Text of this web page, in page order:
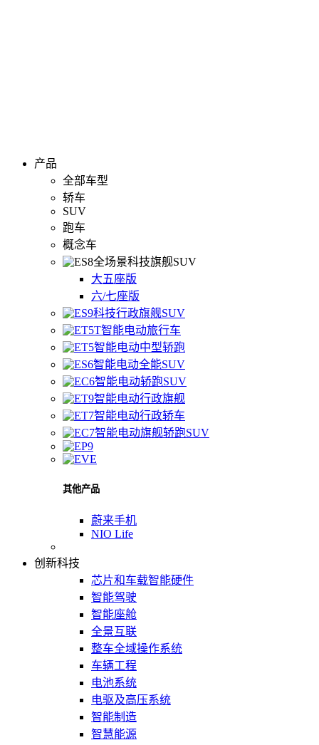
产品
全部车型
轿车
SUV
跑车
概念车
全场景科技旗舰SUV
大五座版
六/七座版
科技行政旗舰SUV
智能电动旅行车
智能电动中型轿跑
智能电动全能SUV
智能电动轿跑SUV
智能电动行政旗舰
智能电动行政轿车
智能电动旗舰轿跑SUV
其他产品
蔚来手机
NIO Life
创新科技
芯片和车载智能硬件
智能驾驶
智能座舱
全景互联
整车全域操作系统
车辆工程
电池系统
电驱及高压系统
智能制造
智慧能源